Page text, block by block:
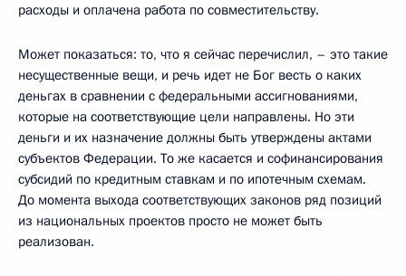
расходы и оплачена работа по совместительству.
Может показаться: то, что я сейчас перечислил, – это такие
несущественные вещи, и речь идет не Бог весть о каких
деньгах в сравнении с федеральными ассигнованиями,
которые на соответствующие цели направлены. Но эти
деньги и их назначение должны быть утверждены актами
субъектов Федерации. То же касается и софинансирования
субсидий по кредитным ставкам и по ипотечным схемам.
До момента выхода соответствующих законов ряд позиций
из национальных проектов просто не может быть
реализован.